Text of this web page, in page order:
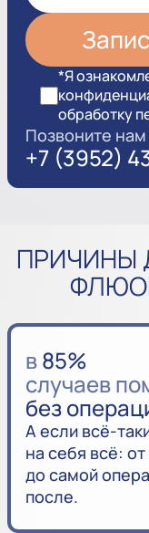
*Я
обработку
Позвоните нам
+7 (3952)
ПРИЧИНЫ
в85%
случаев
без
А если всё-
на себя всё:
до самой
после.